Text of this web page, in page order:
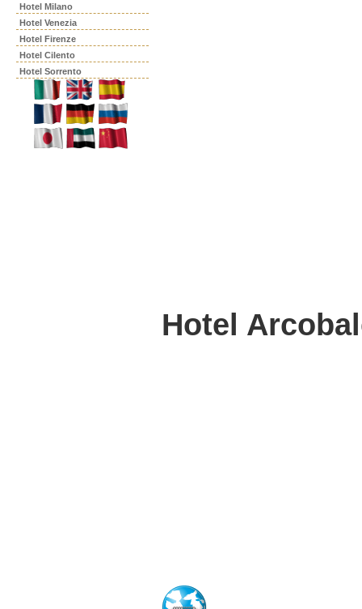
Hotel Milano
Hotel Venezia
Hotel Firenze
Hotel Cilento
Hotel Sorrento
Hotel